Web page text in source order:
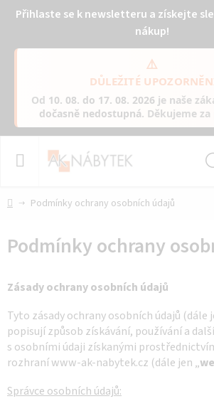
Přihlaste se k newsletteru a získejte
nákup!
⚠️
DŮLEŽITÉ
Od 10. 08. do 17. 08. 2026 je naše
dočasně nedostupná. Děkujeme
DomůPodmínky ochrany osobních údajů
Podmínky ochrany
Zásady ochrany osobních údajů
Tyto zásady ochrany osobních údajů (dále
popisují způsob získávání, používání a
s osobními údaji získanými
rozhraní www-ak-nabytek.cz (dále jen „
Správce osobních údajů: